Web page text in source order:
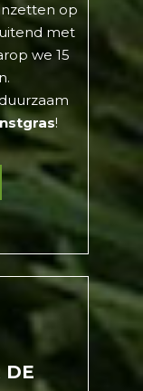
op
met
we 15
!
DE